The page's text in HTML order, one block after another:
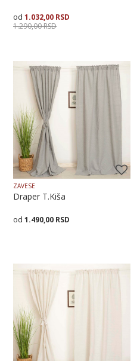
1.032,00 RSD
1.290,00RSD
Veličina
150X175 150X255
Dodaj u korpu
ZAVESE
Draper T.Kiša
1.490,00 RSD
Veličina
150X175 150X255
Dodaj u korpu